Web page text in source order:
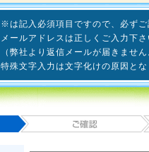
※は記入必須項目ですので、必ず
メールアドレスは正しくご入力下
（弊社より返信メールが届きませ
特殊文字入力は文字化けの原因と